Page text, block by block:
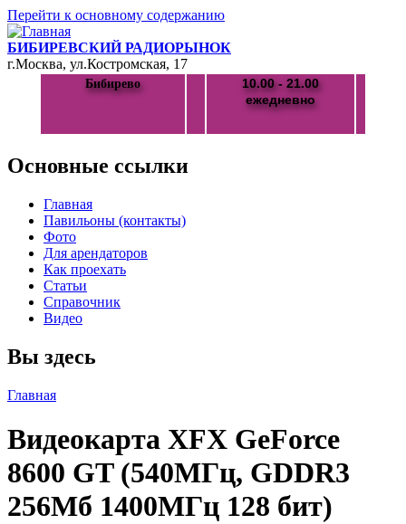
Перейти к основному содержанию
БИБИРЕВСКИЙ РАДИОРЫНОК
г.Москва, ул.Костромская, 17
Бибирево
10.00 - 21.00
ежедневно
Основные ссылки
Главная
Павильоны (контакты)
Фото
Для арендаторов
Как проехать
Статьи
Справочник
Видео
Вы здесь
Главная
Видеокарта XFX GeForce
8600 GT (540МГц, GDDR3
256Мб 1400МГц 128 бит)